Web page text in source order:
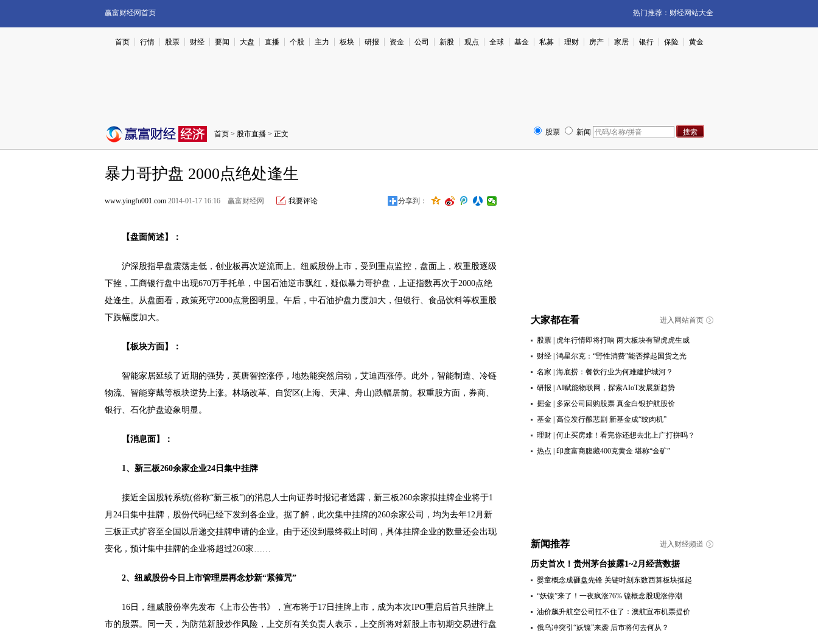
赢富财经网首页 热门推荐： 财经网站大全
首页 行情 股票 财经 要闻 大盘 直播 个股 主力 板块 研报 资金 公司 新股 观点 全球 基金 私募 理财 房产 家居 银行 保险 黄金
首页 > 股市直播 > 正文 股票 新闻
暴力哥护盘 2000点绝处逢生
www.yingfu001.com 2014-01-17 16:16 赢富财经网 我要评论 分享到：
【盘面简述】：
沪深股指早盘震荡走低，创业板再次逆流而上。纽威股份上市，受到重点监控，盘面上，权重股逐级
下挫，工商银行盘中出现670万手托单，中国石油逆市飘红，疑似暴力哥护盘，上证指数再次于2000点绝
处逢生。从盘面看，政策死守2000点意图明显。午后，中石油护盘力度加大，但银行、食品饮料等权重股
下跌幅度加大。
【板块方面】：
智能家居延续了近期的强势，英唐智控涨停，地热能突然启动，艾迪西涨停。此外，智能制造、冷链
物流、智能穿戴等板块逆势上涨。林场改革、自贸区(上海、天津、舟山)跌幅居前。权重股方面，券商、
银行、石化护盘迹象明显。
【消息面】：
1、新三板260余家企业24日集中挂牌
接近全国股转系统(俗称“新三板”)的消息人士向证券时报记者透露，新三板260余家拟挂牌企业将于1
月24日集中挂牌，股份代码已经下发到各企业。据了解，此次集中挂牌的260余家公司，均为去年12月新
三板正式扩容至全国以后递交挂牌申请的企业。由于还没到最终截止时间，具体挂牌企业的数量还会出现
变化，预计集中挂牌的企业将超过260家……
2、纽威股份今日上市管理层再念炒新“紧箍咒”
16日，纽威股份率先发布《上市公告书》，宣布将于17日挂牌上市，成为本次IPO重启后首只挂牌上
市的股票。同一天，为防范新股炒作风险，上交所有关负责人表示，上交所将对新股上市初期交易进行盘
进入网站首页
大家都在看
股票
虎年行情即将打响 两大板块有望虎虎生威
财经 鸿星尔克：“野性消费”能否撑起国货之光
名家
海底捞：餐饮行业为何难建护城河？
研报
AI赋能物联网，探索AIoT发展新趋势
掘金
多家公司回购股票 真金白银护航股价
基金 高位发行酿悲剧 新基金成“绞肉机”
理财 何止买房难！看完你还想去北上广打拼吗？
热点
印度富商腹藏400克黄金 堪称“金矿”
进入财经频道
新闻推荐
历史首次！贵州茅台披露1~2月经营数据
婴童概念成砸盘先锋 关键时刻东数西算板块挺起
“妖镍”来了！一夜疯涨76% 镍概念股现涨停潮
油价飙升航空公司扛不住了：澳航宣布机票提价
俄乌冲突引“妖镍”来袭 后市将何去何从？